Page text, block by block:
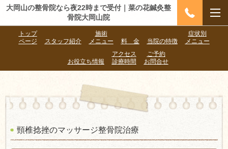
大岡山の整骨院なら夜22時まで受付｜菜の花鍼灸整
骨院大岡山院
トップ
ページ
スタッフ紹介
施術
メニュー
料 金 当院の特徴
症状別
メニュー
お役立ち情報
アクセス
診療時間
ご予約
お問合せ
頸椎捻挫のマッサージ整骨院治療